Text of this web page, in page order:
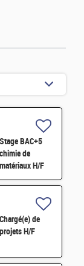
Stage BAC+5
chimie de
matériaux H/F
Chargé(e) de
projets H/F